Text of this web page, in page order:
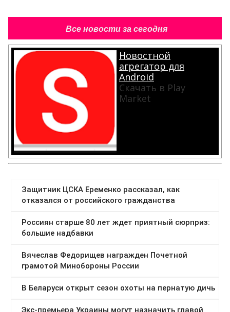
Все новости за сегодня
Новостной
агрегатор для
Android
Скачать в Play
Market